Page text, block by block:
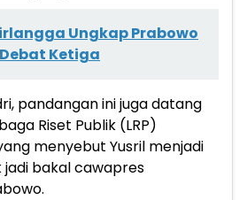
Ungkap Prabowo
Ketiga
pandangan ini juga datang
Riset Publik (LRP)
menyebut Yusril menjadi
bakal cawapres